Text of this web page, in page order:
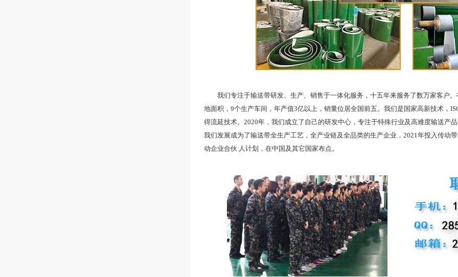
我们专注于输送带研发、生产、销售于一体化服务，十五年来服务了数万家客户。
地面积，9个生产车间，年产值3亿以上，销量位居全国前五。我们是国家高新技术，
得流延技术。2020年，我们成立了自己的研发中心，专注于特殊行业及高难度输送产
我们发展成为了输送带全生产工艺，全产业链及全品类的生产企业，2021年投入传动
动企业合伙 人计划，在中国及其它国家布点。